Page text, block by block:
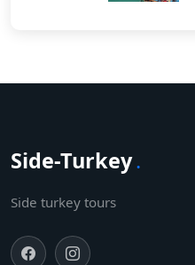
Side-Turkey.
Side turkey tours